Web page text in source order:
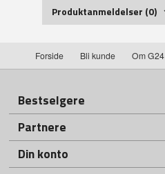
Produktanmeldelser (0)
Forside Bli kunde Om G24
Bestselgere
Partnere
Din konto